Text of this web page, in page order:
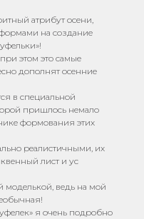
атрибут осени,
на создание
этом это самые
дополнят осенние
в специальной
пришлось немало
формования этих
реалистичными, их
лист и ус
моделькой, ведь на мой
я очень подробно